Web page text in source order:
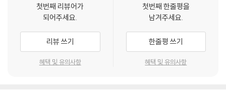
첫번째 리뷰어가
되어주세요.
리뷰 쓰기
혜택 및 유의사항
첫번째 한줄평을
남겨주세요.
한줄평 쓰기
혜택 및 유의사항